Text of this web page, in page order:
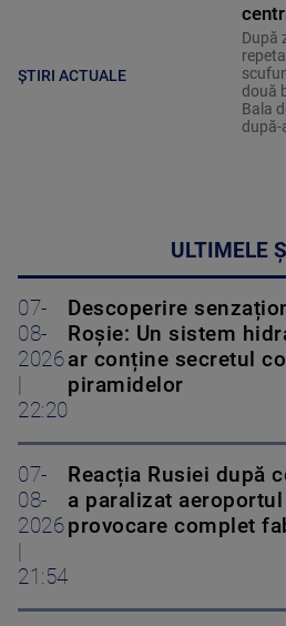
ȘTIRI ACTUALE
După
două
Bala
după-
ULTIMELE
07-
08-
2026
22:20
Descoperire
Roșie: Un sistem
ar conține secretul
piramidelor
07-
08-
2026
21:54
Reacția Rusiei după
a paralizat
provocare complet